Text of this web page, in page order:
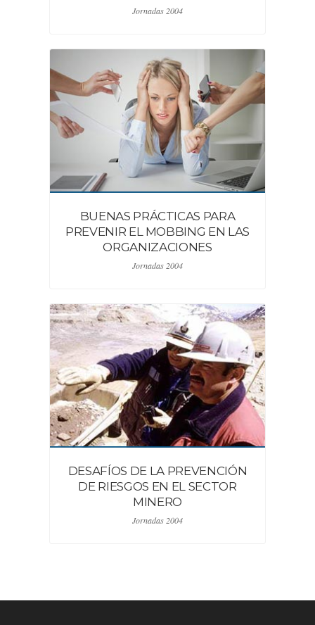
Jornadas 2004
BUENAS PRÁCTICAS PARA
PREVENIR EL MOBBING EN LAS
ORGANIZACIONES
Jornadas 2004
DESAFÍOS DE LA PREVENCIÓN
DE RIESGOS EN EL SECTOR
MINERO
Jornadas 2004